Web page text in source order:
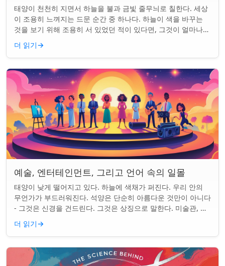
태양이 천천히 지면서 하늘을 불과 금빛 줄무늬로 칠한다. 세상
이 조용히 느껴지는 드문 순간 중 하나다. 하늘이 색을 바꾸는
것을 보기 위해 조용히 서 있었던 적이 있다면, 그것이 얼마나
마법 같은 일인지 알 것이다....
더 읽기→
예술, 엔터테인먼트, 그리고 언어 속의 일몰
태양이 낮게 떨어지고 있다. 하늘에 색채가 퍼진다. 우리 안의
무언가가 부드러워진다. 석양은 단순히 아름다운 것만이 아니다
- 그것은 신경을 건드린다. 그것은 상징으로 말한다. 미술관, 화
면, 그리고 우리가 말하는 ...
더 읽기→